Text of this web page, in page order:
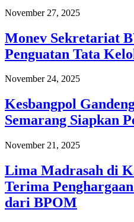
November 27, 2025
Monev Sekretariat
Penguatan Tata
November 24, 2025
Kesbangpol
Semarang Siapkan
November 21, 2025
Lima Madrasah di
Terima
dari BPOM